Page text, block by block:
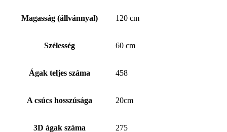
Magasság (állvánnyal) 120 cm
Szélesség 60 cm
Ágak teljes száma 458
A csúcs hosszúsága 20cm
3D ágak száma 275